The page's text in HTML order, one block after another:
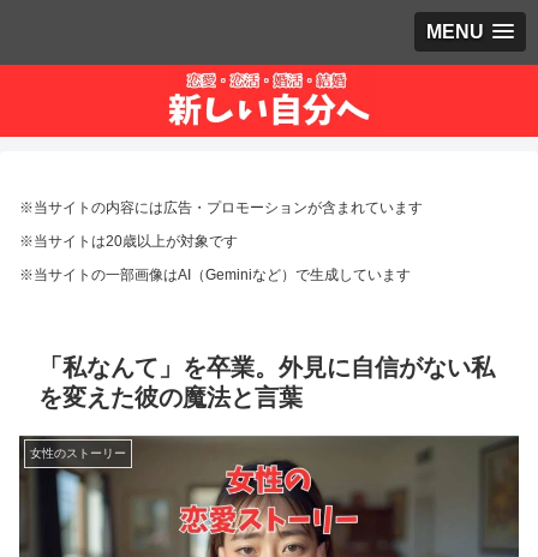
MENU
※当サイトの内容には広告・プロモーションが含まれています
※当サイトは20歳以上が対象です
※当サイトの一部画像はAI（Geminiなど）で生成しています
「私なんて」を卒業。外見に自信がない私
を変えた彼の魔法と言葉
女性のストーリー